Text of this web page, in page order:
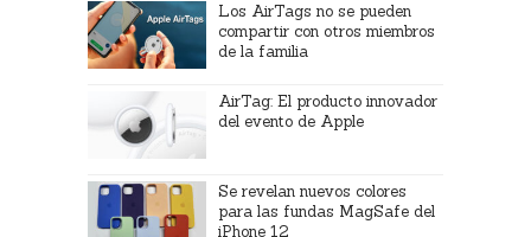
Los AirTags no se pueden
compartir con otros miembros
de la familia
AirTag: El producto innovador
del evento de Apple
Se revelan nuevos colores
para las fundas MagSafe del
iPhone 12